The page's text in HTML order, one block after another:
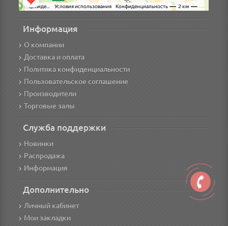
Информация
О компании
Доставка и оплата
Политика конфиденциальности
Пользовательское соглашение
Производители
Торговые залы
Служба поддержки
Новинки
Распродажа
Информация
Дополнительно
Личный кабинет
Мои закладки